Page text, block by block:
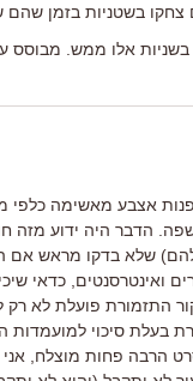
צחקו בשטניות בזמן שהם
אלו ממש. מבוסס על
אצבע מאשימה כלפי
הדבר היה ידוע מזה
שלא בדקו מראש אם
ואינטרסנטים, כדאי
התזמורת פועלת לא רק
בעלת סיכוי למועמדות
הרבה פחות מוצלח,